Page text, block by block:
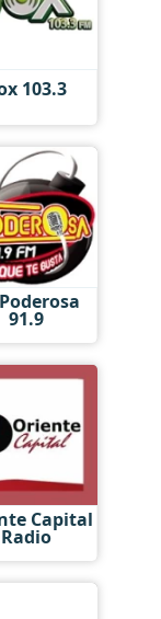
103.3
91.9
Capital
Radio